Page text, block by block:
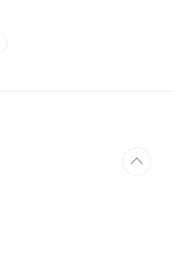
이 주제를 선택한 이유는 바